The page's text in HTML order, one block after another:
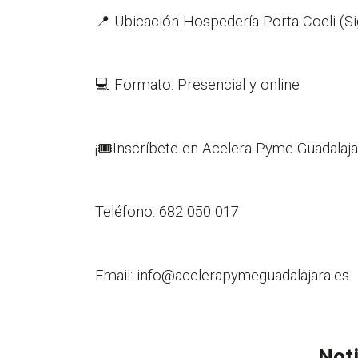
📍 Ubicación Hospedería Porta Coeli
💻 Formato: Presencial y online
¡🎟️Inscríbete en Acelera Pyme
Teléfono: 682 050 017
Email: info@acelerapymeguadalajara.es